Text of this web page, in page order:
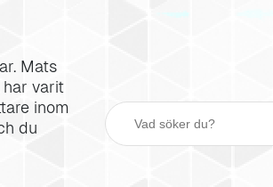
Mats
har varit
inom
du